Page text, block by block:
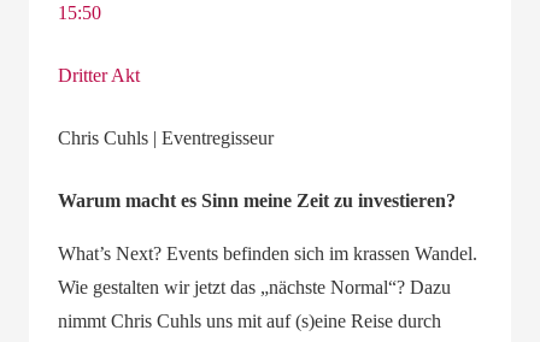
15:50
Dritter Akt
Chris Cuhls | Eventregisseur
Warum macht es Sinn meine Zeit zu investieren?
What’s Next? Events befinden sich im krassen Wandel.
Wie gestalten wir jetzt das „nächste Normal“? Dazu
nimmt Chris Cuhls uns mit auf (s)eine Reise durch